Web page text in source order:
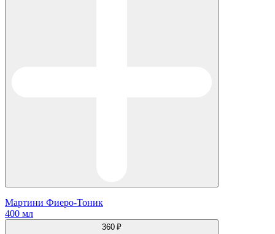
Мартини Фиеро-Тоник
400 мл
360 ₽